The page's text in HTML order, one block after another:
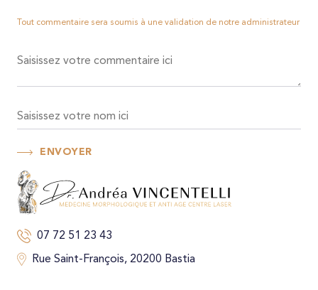
Tout commentaire sera soumis à une validation de notre administrateur
ENVOYER
07 72 51 23 43
Rue Saint-François, 20200 Bastia